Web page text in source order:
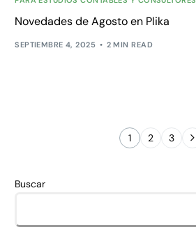
Novedades de Agosto en Plika
SEPTIEMBRE 4, 2025 2 MIN READ
1 2 3
Buscar